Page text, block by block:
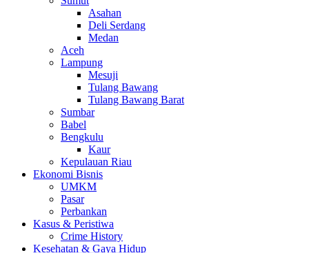
Asahan
Deli Serdang
Medan
Aceh
Lampung
Mesuji
Tulang Bawang
Tulang Bawang Barat
Sumbar
Babel
Bengkulu
Kaur
Kepulauan Riau
Ekonomi Bisnis
UMKM
Pasar
Perbankan
Kasus & Peristiwa
Crime History
Kesehatan & Gaya Hidup